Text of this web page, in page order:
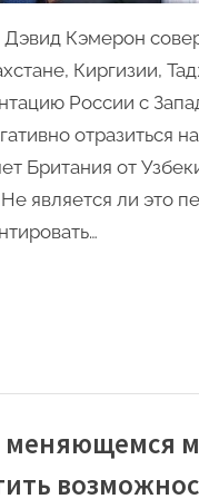
Кэмерон
Киргизии,
России с
отразиться
Британия от
является ли это
меняющемся